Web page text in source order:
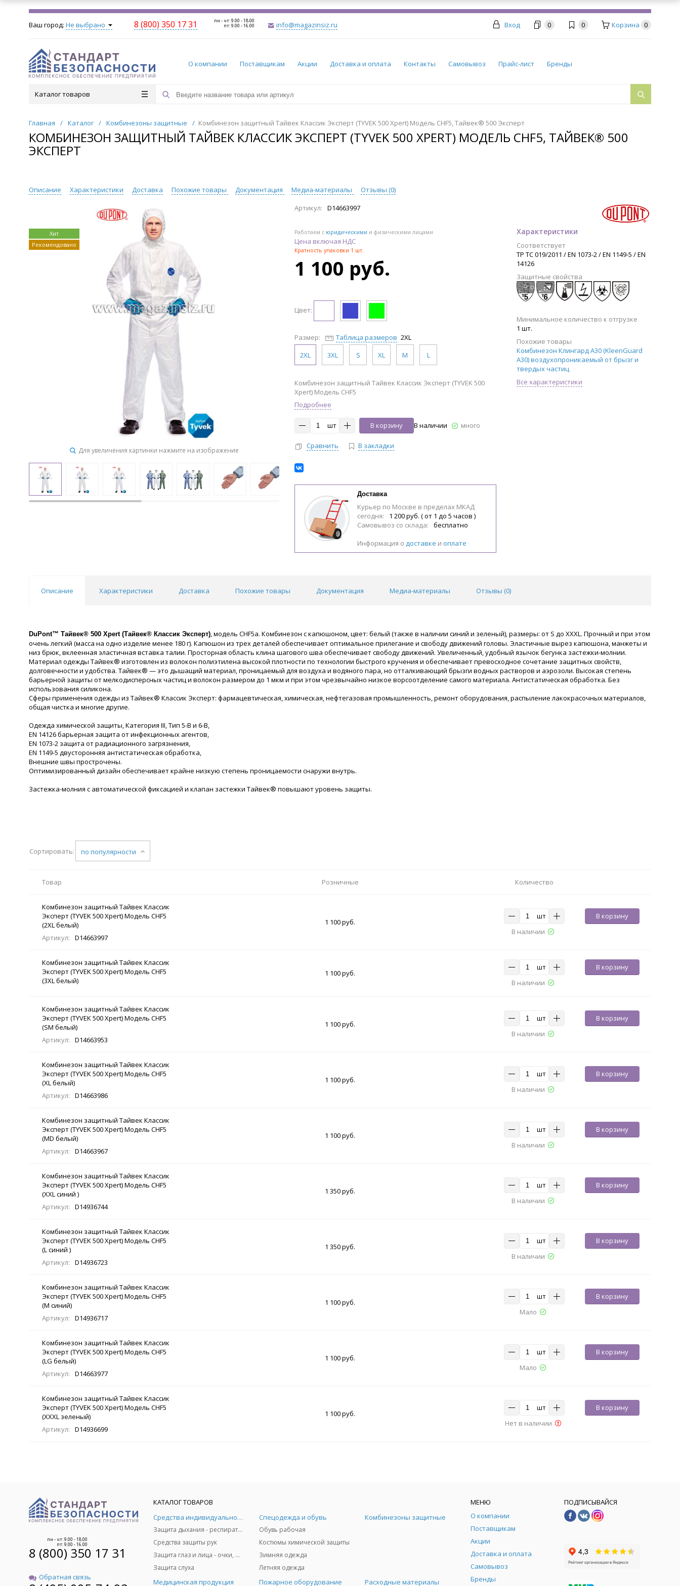
Ваш город: Не выбрано 8 (800) 350 17 31 пн - чт: 9.00 - 18.00
пт: 9.00 - 16.00 info@magazinsiz.ru Вход 0 0 Корзина 0
О компании Поставщикам Акции Доставка и оплата Контакты Самовывоз Прайс-лист Бренды
Каталог товаров
Главная / Каталог / Комбинезоны защитные / Комбинезон защитный Тайвек Классик Эксперт (TYVEK 500 Xpert) Модель CHF5, Тайвек® 500 Эксперт
КОМБИНЕЗОН ЗАЩИТНЫЙ ТАЙВЕК КЛАССИК ЭКСПЕРТ (TYVEK 500 XPERT) МОДЕЛЬ CHF5, ТАЙВЕК® 500
ЭКСПЕРТ
Описание Характеристики Доставка Похожие товары Документация Медиа-материалы Отзывы (0)
Хит
Рекомендовано
Для увеличения картинки нажмите на изображение
Артикул: D14663997
Работаем с юридическими и физическими лицами
Цена включая НДС
Кратность упаковки 1 шт.
1 100 руб.
Цвет:
Размер: Таблица размеров 2XL
2XL
3XL S XL M L
Характеристики
Соответствует
ТР ТС 019/2011 / EN 1073-2 / EN 1149-5 / EN
14126
Защитные свойства
Минимальное количество к отгрузке
1 шт.
Похожие товары
Комбинезон Клингард А30 (KleenGuard
A30) воздухопроникаемый от брызг и
твердых частиц
Все характеристики
Комбинезон защитный Тайвек Классик Эксперт (TYVEK 500
Xpert) Модель CHF5
Подробнее
шт В корзину В наличии много
Сравнить В закладки
Доставка
Курьер по Москве в пределах МКАД
сегодня:
1 200 руб. ( от 1 до 5 часов )
Самовывоз со склада:
бесплатно
Информация о доставке и оплате
Описание Характеристики Доставка Похожие товары Документация Медиа-материалы Отзывы (0)
DuPont™ Тайвек® 500 Xpert (Тайвек® Классик Эксперт) , модель CHF5a. Комбинезон с капюшоном, цвет: белый (также в наличии синий и зеленый), размеры: от S до XXXL. Прочный и при этом
очень легкий (масса на одно изделие менее 180 г). Капюшон из трех деталей обеспечивает оптимальное прилегание и свободу движений головы. Эластичные вырез капюшона, манжеты и
низ брюк, вклеенная эластичная вставка талии. Просторная область клина шагового шва обеспечивает свободу движений. Увеличенный, удобный язычок бегунка застежки-молнии.
Материал одежды Тайвек® изготовлен из волокон полиэтилена высокой плотности по технологии быстрого кручения и обеспечивает превосходное сочетание защитных свойств,
долговечности и удобства. Тайвек® — это дышащий материал, проницаемый для воздуха и водяного пара, но отталкивающий брызги водных растворов и аэрозоли. Высокая степень
барьерной защиты от мелкодисперсных частиц и волокон размером до 1 мкм и при этом чрезвычайно низкое ворсоотделение самого материала. Антистатическая обработка. Без
использования силикона.
Сферы применения одежды из Тайвек® Классик Эксперт: фармацевтическая, химическая, нефтегазовая промышленность, ремонт оборудования, распыление лакокрасочных материалов,
общая чистка и многие другие.
Одежда химической защиты, Категория III, Тип 5-B и 6-B,
EN 14126 барьерная защита от инфекционных агентов,
EN 1073-2 защита от радиационного загрязнения,
EN 1149-5 двусторонняя антистатическая обработка,
Внешние швы прострочены.
Оптимизированный дизайн обеспечивает крайне низкую степень проницаемости снаружи внутрь.
Застежка-молния с автоматической фиксацией и клапан застежки Тайвек® повышают уровень защиты.
Сортировать: по популярности
Товар Розничные Количество
Комбинезон защитный Тайвек Классик
Эксперт (TYVEK 500 Xpert) Модель CHF5
(2XL белый)
Артикул:
D14663997
1 100 руб.
шт
В корзину
В наличии
Комбинезон защитный Тайвек Классик
Эксперт (TYVEK 500 Xpert) Модель CHF5
(3XL белый)
1 100 руб.
шт
В корзину
В наличии
Комбинезон защитный Тайвек Классик
Эксперт (TYVEK 500 Xpert) Модель CHF5
(SM белый)
Артикул:
D14663953
1 100 руб.
шт
В корзину
В наличии
Комбинезон защитный Тайвек Классик
Эксперт (TYVEK 500 Xpert) Модель CHF5
(XL белый)
Артикул:
D14663986
1 100 руб.
шт
В корзину
В наличии
Комбинезон защитный Тайвек Классик
Эксперт (TYVEK 500 Xpert) Модель CHF5
(MD белый)
Артикул:
D14663967
1 100 руб.
шт
В корзину
В наличии
Комбинезон защитный Тайвек Классик
Эксперт (TYVEK 500 Xpert) Модель CHF5
(XXL синий )
Артикул:
D14936744
1 350 руб.
шт
В корзину
В наличии
Комбинезон защитный Тайвек Классик
Эксперт (TYVEK 500 Xpert) Модель CHF5
(L синий )
Артикул:
D14936723
1 350 руб.
шт
В корзину
В наличии
Комбинезон защитный Тайвек Классик
Эксперт (TYVEK 500 Xpert) Модель CHF5
(M синий)
Артикул:
D14936717
1 100 руб.
шт
В корзину
Мало
Комбинезон защитный Тайвек Классик
Эксперт (TYVEK 500 Xpert) Модель CHF5
(LG белый)
Артикул:
D14663977
1 100 руб.
шт
В корзину
Мало
Комбинезон защитный Тайвек Классик
Эксперт (TYVEK 500 Xpert) Модель CHF5
(XXXL зеленый)
Артикул:
D14936699
1 100 руб.
шт
В корзину
Нет в наличии
пн - чт: 9.00 - 18.00
пт: 9.00 - 16.00
8 (800) 350 17 31
Обратная связь
КАТАЛОГ ТОВАРОВ
Средства индивидуальной защиты
Защита дыхания - респираторы, противогазы, фильтры, дозиметры
Средства защиты рук
Защита глаз и лица - очки, щитки
Защита слуха
Спецодежда и обувь
Обувь рабочая
Костюмы химической защиты
Зимняя одежда
Летняя одежда
Комбинезоны защитные
Медицинская продукция Пожарное оборудование Расходные материалы
МЕНЮ
О компании
Поставщикам
Акции
Доставка и оплата
Самовывоз
Бренды
ПОДПИСЫВАЙСЯ